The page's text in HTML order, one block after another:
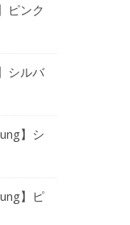
ピンク
シルバ
】シ
】ピ